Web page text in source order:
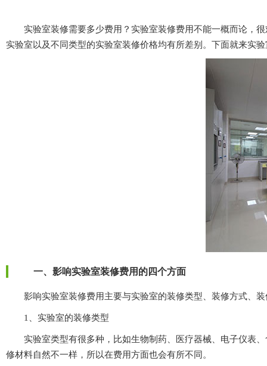
实验室装修需要多少费用？实验室装修费用不能一概而论，
实验室以及不同类型的实验室装修价格均有所差别。下面就来
一、影响实验室装修费用的四个方面
影响实验室装修费用主要与实验室的装修类型、装修方式、
1、实验室的装修类型
实验室类型有很多种，比如生物制药、医疗器械、电子仪表
修材料自然不一样，所以在费用方面也会有所不同。